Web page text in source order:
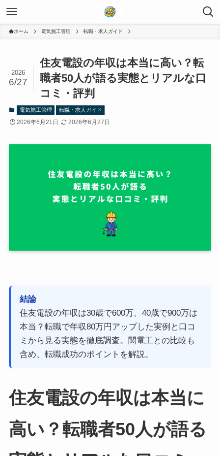
ホーム 電気施工管理 転職・求人ガイド
住友電設の年収は本当に高い？転
職者50人が語る実態とリアルな口
コミ・評判
2026
6/27
電気施工管理 転職・求人ガイド
2026年6月21日 2026年6月27日
結論
住友電設の年収は30歳で600万、40歳で900万は
本当？転職で年収80万円アップした実例と口コ
ミから見る実態を徹底調査。関電工との比較も
含め、転職成功のポイントを解説。
住友電設の年収は本当に
高い？転職者50人が語る